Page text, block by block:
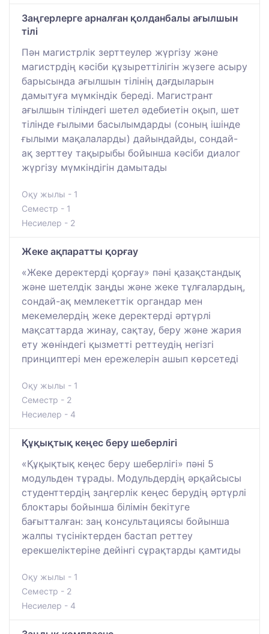
Заңгерлерге арналған қолданбалы ағылшын
тілі
Пән магистрлік зерттеулер жүргізу және
магистрдің кәсіби құзыреттілігін жүзеге асыру
барысында ағылшын тілінің дағдыларын
дамытуға мүмкіндік береді. Магистрант
ағылшын тіліндегі шетел әдебиетін оқып, шет
тілінде ғылыми басылымдарды (соның ішінде
ғылыми мақалаларды) дайындайды, сондай-
ақ зерттеу тақырыбы бойынша кәсіби диалог
жүргізу мүмкіндігін дамытады
Оқу жылы - 1
Семестр - 1
Несиелер - 2
Жеке ақпаратты қорғау
«Жеке деректерді қорғау» пәні қазақстандық
және шетелдік заңды және жеке тұлғалардың,
сондай-ақ мемлекеттік органдар мен
мекемелердің жеке деректерді әртүрлі
мақсаттарда жинау, сақтау, беру және жария
ету жөніндегі қызметті реттеудің негізгі
принциптері мен ережелерін ашып көрсетеді
Оқу жылы - 1
Семестр - 2
Несиелер - 4
Құқықтық кеңес беру шеберлігі
«Құқықтық кеңес беру шеберлігі» пәні 5
модульден тұрады. Модульдердің әрқайсысы
студенттердің заңгерлік кеңес берудің әртүрлі
блоктары бойынша білімін бекітуге
бағытталған: заң консультациясы бойынша
жалпы түсініктерден бастап реттеу
ерекшеліктеріне дейінгі сұрақтарды қамтиды
Оқу жылы - 1
Семестр - 2
Несиелер - 4